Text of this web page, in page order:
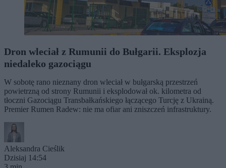
Dron wleciał z Rumunii do Bułgarii. Eksplozja
niedaleko gazociągu
W sobotę rano nieznany dron wleciał w bułgarską przestrzeń
powietrzną od strony Rumunii i eksplodował ok. kilometra od
tłoczni Gazociągu Transbałkańskiego łączącego Turcję z Ukrainą.
Premier Rumen Radew: nie ma ofiar ani zniszczeń infrastruktury.
Aleksandra Cieślik
Dzisiaj 14:54